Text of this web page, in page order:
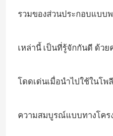
รวมของส่วนประกอบแบบ
เหล่านี้ เป็นที่รู้จักกันดี ด้ว
โดดเด่นเมื่อนําไปใช้ในโพ
ความสมบูรณ์แบบทางโค